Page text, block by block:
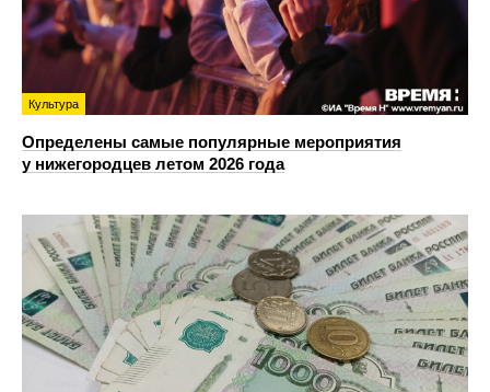
Культура
Определены самые популярные мероприятия
у нижегородцев летом 2026 года